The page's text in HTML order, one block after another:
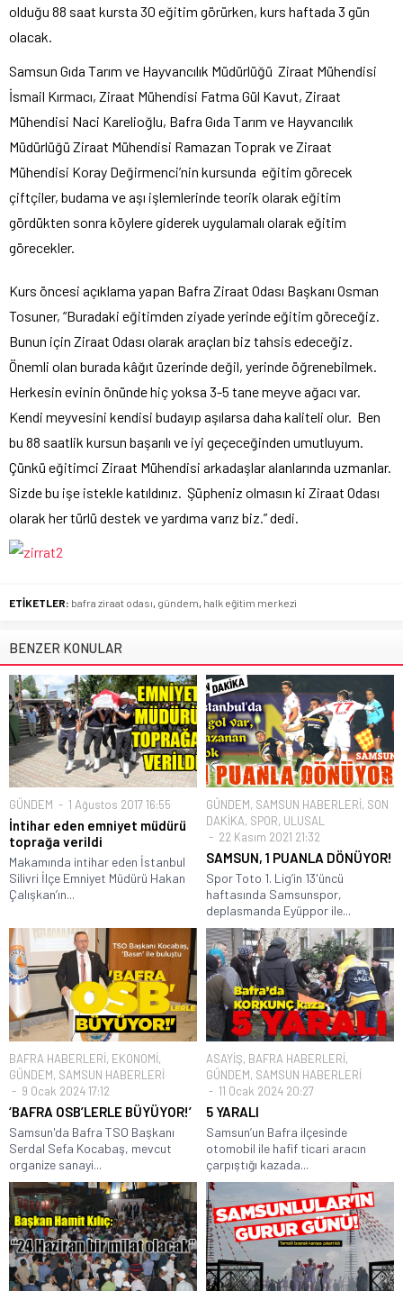
olduğu 88 saat kursta 30 eğitim görürken, kurs haftada 3 gün
olacak.
Samsun Gıda Tarım ve Hayvancılık Müdürlüğü Ziraat Mühendisi
İsmail Kırmacı, Ziraat Mühendisi Fatma Gül Kavut, Ziraat
Mühendisi Naci Karelioğlu, Bafra Gıda Tarım ve Hayvancılık
Müdürlüğü Ziraat Mühendisi Ramazan Toprak ve Ziraat
Mühendisi Koray Değirmenci’nin kursunda eğitim görecek
çiftçiler, budama ve aşı işlemlerinde teorik olarak eğitim
gördükten sonra köylere giderek uygulamalı olarak eğitim
görecekler.
Kurs öncesi açıklama yapan Bafra Ziraat Odası Başkanı Osman
Tosuner, “Buradaki eğitimden ziyade yerinde eğitim göreceğiz.
Bunun için Ziraat Odası olarak araçları biz tahsis edeceğiz.
Önemli olan burada kâğıt üzerinde değil, yerinde öğrenebilmek.
Herkesin evinin önünde hiç yoksa 3-5 tane meyve ağacı var.
Kendi meyvesini kendisi budayıp aşılarsa daha kaliteli olur. Ben
bu 88 saatlik kursun başarılı ve iyi geçeceğinden umutluyum.
Çünkü eğitimci Ziraat Mühendisi arkadaşlar alanlarında uzmanlar.
Sizde bu işe istekle katıldınız. Şüpheniz olmasın ki Ziraat Odası
olarak her türlü destek ve yardıma varız biz.” dedi.
ETİKETLER: bafra ziraat odası gündem halk eğitim merkezi
BENZER KONULAR
GÜNDEM 1 Ağustos 2017 16:55
İntihar eden emniyet müdürü
toprağa verildi
Makamında intihar eden İstanbul
Silivri İlçe Emniyet Müdürü Hakan
Çalışkan’ın...
GÜNDEM, SAMSUN HABERLERİ, SON
DAKİKA, SPOR, ULUSAL
22 Kasım 2021 21:32
SAMSUN, 1 PUANLA DÖNÜYOR!
Spor Toto 1. Lig’in 13'üncü
haftasında Samsunspor,
deplasmanda Eyüppor ile...
BAFRA HABERLERİ, EKONOMİ,
GÜNDEM, SAMSUN HABERLERİ
9 Ocak 2024 17:12
‘BAFRA OSB’LERLE BÜYÜYOR!’
Samsun'da Bafra TSO Başkanı
Serdal Sefa Kocabaş, mevcut
organize sanayi...
ASAYİŞ, BAFRA HABERLERİ,
GÜNDEM, SAMSUN HABERLERİ
11 Ocak 2024 20:27
5 YARALI
Samsun’un Bafra ilçesinde
otomobil ile hafif ticari aracın
çarpıştığı kazada...